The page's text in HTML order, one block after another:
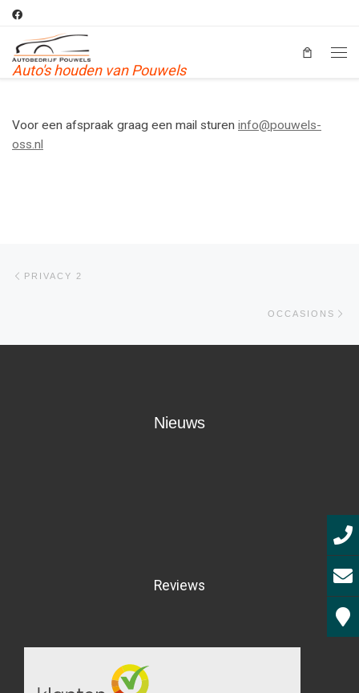
Auto's houden van Pouwels
Voor een afspraak graag een mail sturen info@pouwels-
oss.nl
PRIVACY 2
OCCASIONS
Nieuws
Reviews